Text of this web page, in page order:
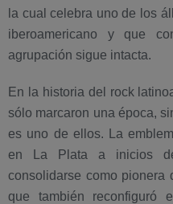
la cual celebra uno de los
iberoamericano y que
agrupación sigue intacta.
En la historia del rock
sólo marcaron una época,
es uno de ellos. La
en La Plata a inicios
consolidarse como pionera
que también reconfiguró